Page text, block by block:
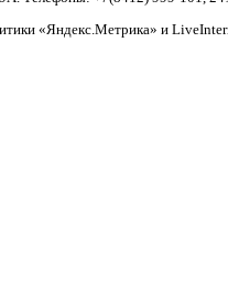
«Яндекс.Метрика» и